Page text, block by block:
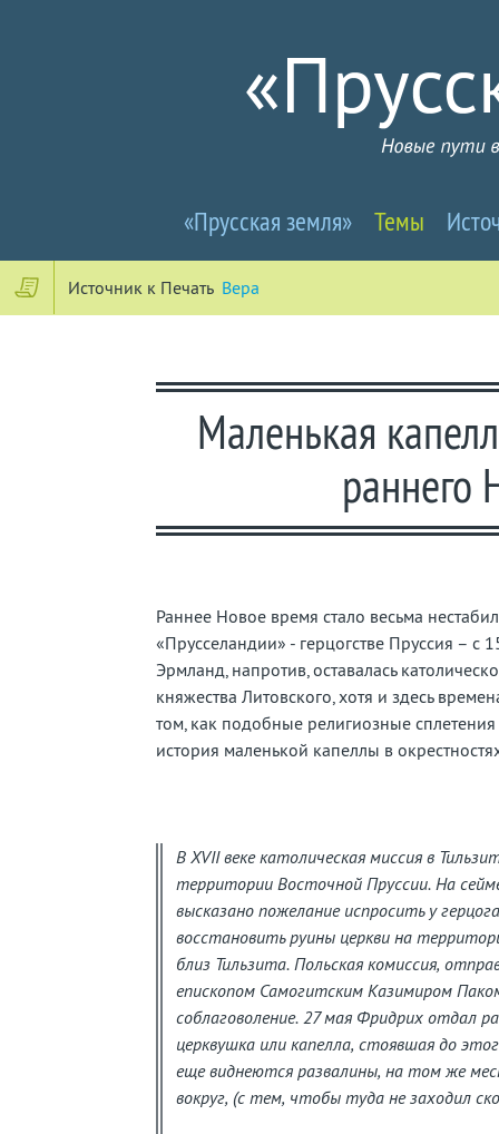
-
Новые
в
почти
забытую
«Прусская земля» Темы
Источник к Печать Вера
Маленькая
раннего
Раннее Новое время стало весьма
«Прусселандии» - герцогстве Пруссия – с
Эрмланд, напротив, оставалась
княжества Литовского, хотя и здесь
том, как подобные религиозные
история маленькой капеллы в
В XVII веке католическая миссия в
территории Восточной Пруссии. На
высказано пожелание испросить у
восстановить руины церкви на
близ Тильзита. Польская комиссия,
епископом Самогитским Казимиром
соблаговоление. 27 мая Фридрих отдал
церквушка или капелла, стоявшая до
еще виднеются развалины, на том же
вокруг, (с тем, чтобы туда не заходил